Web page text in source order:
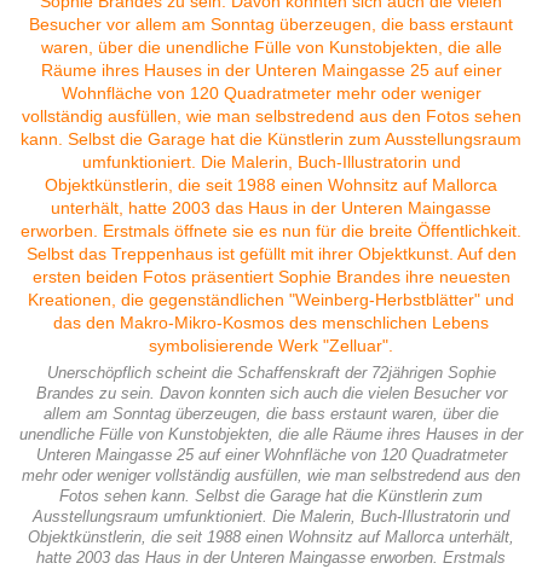
Unerschöpflich scheint die Schaffenskraft der 72jährigen Sophie
Brandes zu sein. Davon konnten sich auch die vielen Besucher vor
allem am Sonntag überzeugen, die bass erstaunt waren, über die
unendliche Fülle von Kunstobjekten, die alle Räume ihres Hauses in der
Unteren Maingasse 25 auf einer Wohnfläche von 120 Quadratmeter
mehr oder weniger vollständig ausfüllen, wie man selbstredend aus den
Fotos sehen kann. Selbst die Garage hat die Künstlerin zum
Ausstellungsraum umfunktioniert. Die Malerin, Buch-Illustratorin und
Objektkünstlerin, die seit 1988 einen Wohnsitz auf Mallorca unterhält,
hatte 2003 das Haus in der Unteren Maingasse erworben. Erstmals